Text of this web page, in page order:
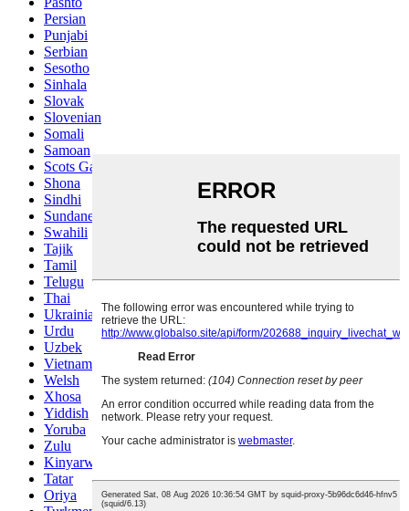
Persian
Punjabi
Serbian
Sesotho
Sinhala
Slovak
Slovenian
Somali
Samoan
Scots Gaelic
Shona
Sindhi
Sundanese
Swahili
Tajik
Tamil
Telugu
Thai
Ukrainian
Urdu
Uzbek
Vietnamese
Welsh
Xhosa
Yiddish
Yoruba
Zulu
Kinyarwanda
Tatar
Oriya